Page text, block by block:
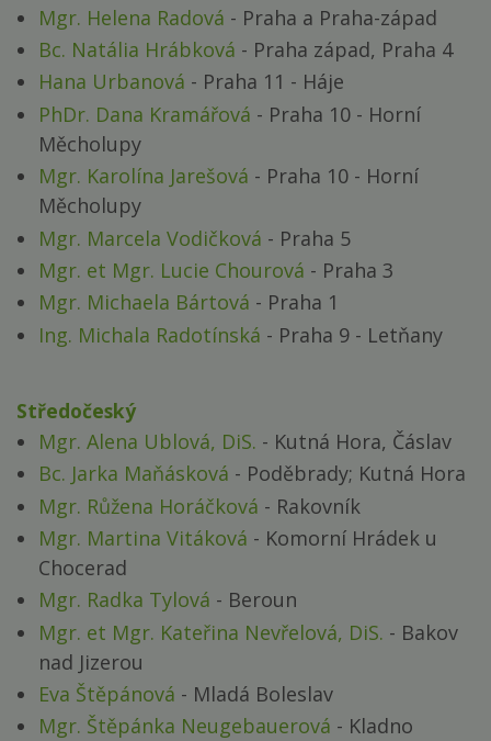
Mgr. Helena Radová - Praha a Praha-západ
Bc. Natália Hrábková - Praha západ, Praha 4
Hana Urbanová - Praha 11 - Háje
PhDr. Dana Kramářová - Praha 10 - Horní
Měcholupy
Mgr. Karolína Jarešová - Praha 10 - Horní
Měcholupy
Mgr. Marcela Vodičková - Praha 5
Mgr. et Mgr. Lucie Chourová - Praha 3
Mgr. Michaela Bártová - Praha 1
Ing. Michala Radotínská - Praha 9 - Letňany
Středočeský
Mgr. Alena Ublová, DiS. - Kutná Hora, Čáslav
Bc. Jarka Maňásková - Poděbrady; Kutná Hora
Mgr. Růžena Horáčková - Rakovník
Mgr. Martina Vitáková - Komorní Hrádek u
Chocerad
Mgr. Radka Tylová - Beroun
Mgr. et Mgr. Kateřina Nevřelová, DiS. - Bakov
nad Jizerou
Eva Štěpánová - Mladá Boleslav
Mgr. Štěpánka Neugebauerová - Kladno